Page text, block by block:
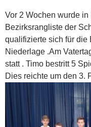
Vor 2 Wochen wurde
Bezirksrangliste der
qualifizierte sich für die
Niederlage .Am
statt . Timo bestritt 5
Dies reichte um den 3.